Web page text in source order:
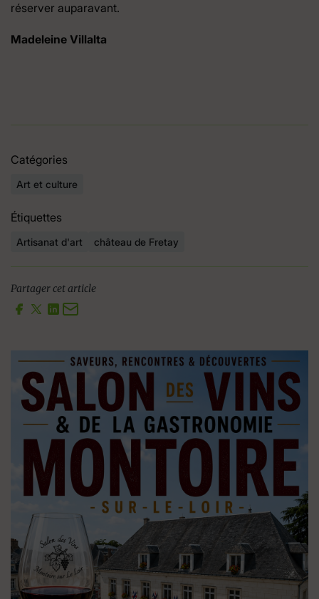
réserver auparavant.
Madeleine Villalta
Catégories
Art et culture
Étiquettes
Artisanat d'art château de Fretay
Partager cet article